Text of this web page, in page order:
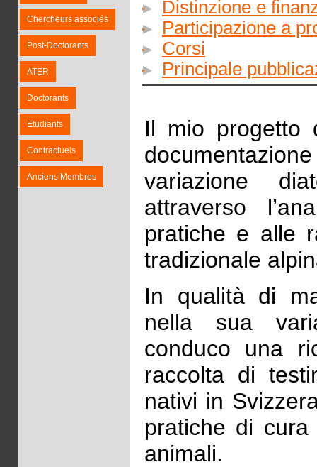
Chercheurs associés
Post-Doctorants
ATER
Doctorants
Etudiants
Contractuels
Anciens Membres
Distinzione e
Participazione a
Corsi
Principale
Il mio progetto
variazione
attraverso
pratiche e alle
tradizionale
In qualità di
nella sua
conduco una
raccolta di
nativi in
pratiche di
animali.